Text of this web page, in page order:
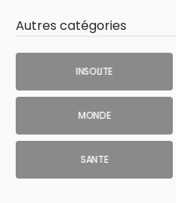
Autres catégories
INSOLITE
MONDE
SANTE